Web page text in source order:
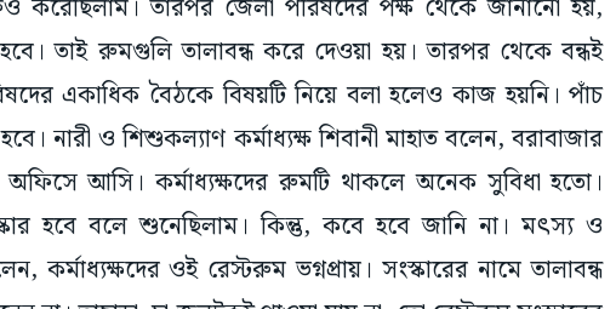
তারপর জেলা পরিষদের পক্ষ থেকে জানানো হয়,
তাই রুমগুলি তালাবন্ধ করে দেওয়া হয়। তারপর থেকে বন্ধই
একাধিক বৈঠকে বিষয়টি নিয়ে বলা হলেও কাজ হয়নি। পাঁচ
নারী ও শিশুকল্যাণ কর্মাধ্যক্ষ শিবানী মাহাত বলেন, বরাবাজার
আসি। কর্মাধ্যক্ষদের রুমটি থাকলে অনেক সুবিধা হতো।
হবে বলে শুনেছিলাম। কিন্তু, কবে হবে জানি না। মৎস্য ও
কর্মাধ্যক্ষদের ওই রেস্টরুম ভগ্নপ্রায়। সংস্কারের নামে তালাবন্ধ